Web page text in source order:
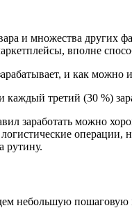
и множества
вполне
каждый третий (30 %)
заработать можно
рутину.
небольшую